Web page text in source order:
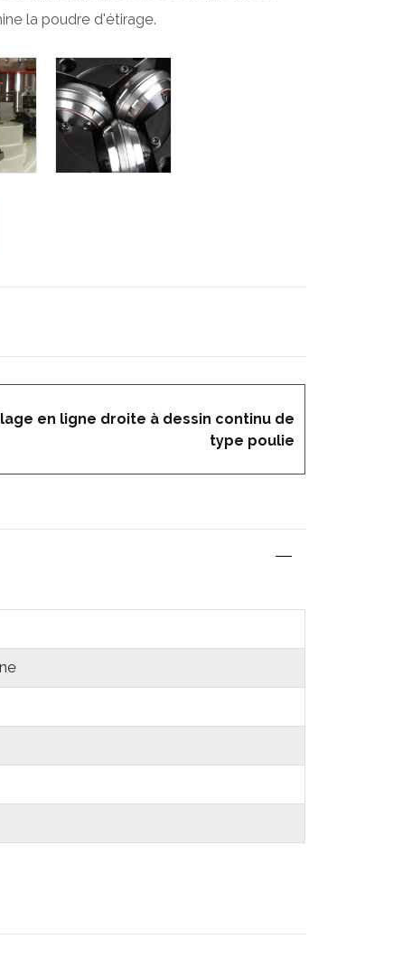
la poudre d'étirage.
en ligne droite à dessin continu de
type poulie